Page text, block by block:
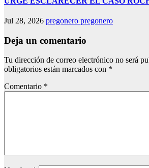
Jul 28, 2026 pregonero pregonero
Deja un comentario
Tu dirección de correo electrónico no será
obligatorios están marcados con *
Comentario *